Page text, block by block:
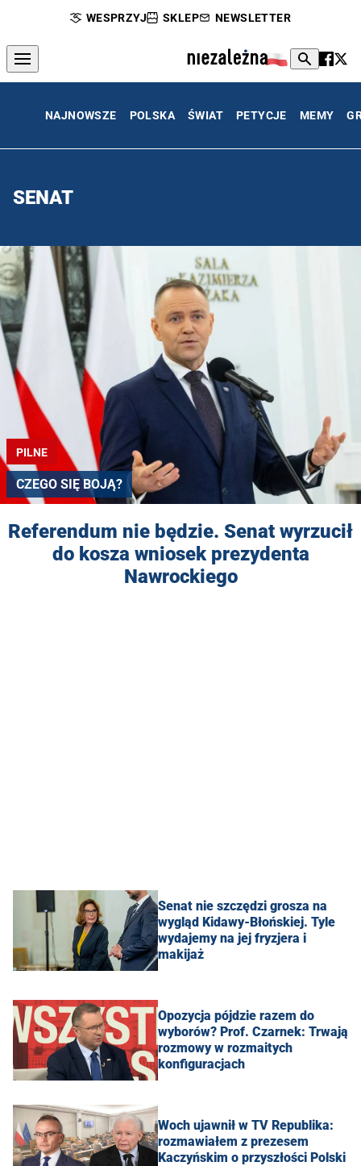
WESPRZYJ SKLEP NEWSLETTER
NAJNOWSZE POLSKA ŚWIAT PETYCJE MEMY
SENAT
PILNE
CZEGO SIĘ BOJĄ?
Referendum nie będzie. Senat wyrzucił
do kosza wniosek prezydenta
Nawrockiego
Senat nie szczędzi grosza na
wygląd Kidawy-Błońskiej. Tyle
wydajemy na jej fryzjera i
makijaż
Opozycja pójdzie razem do
wyborów? Prof. Czarnek: Trwają
rozmowy w rozmaitych
konfiguracjach
Woch ujawnił w TV Republika:
rozmawiałem z prezesem
Kaczyńskim o przyszłości Polski